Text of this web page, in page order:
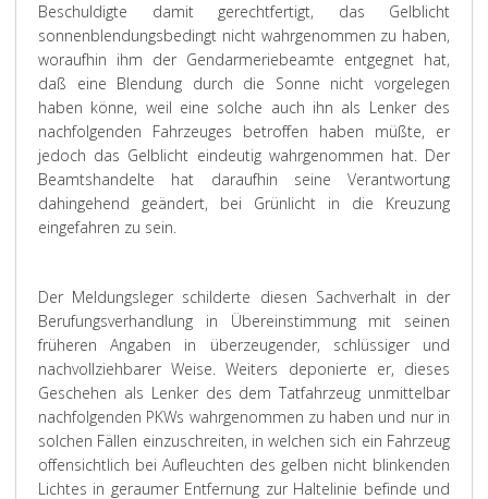
Beschuldigte damit gerechtfertigt, das Gelblicht
sonnenblendungsbedingt nicht wahrgenommen zu haben,
woraufhin ihm der Gendarmeriebeamte entgegnet hat,
daß eine Blendung durch die Sonne nicht vorgelegen
haben könne, weil eine solche auch ihn als Lenker des
nachfolgenden Fahrzeuges betroffen haben müßte, er
jedoch das Gelblicht eindeutig wahrgenommen hat. Der
Beamtshandelte hat daraufhin seine Verantwortung
dahingehend geändert, bei Grünlicht in die Kreuzung
eingefahren zu sein.
Der Meldungsleger schilderte diesen Sachverhalt in der
Berufungsverhandlung in Übereinstimmung mit seinen
früheren Angaben in überzeugender, schlüssiger und
nachvollziehbarer Weise. Weiters deponierte er, dieses
Geschehen als Lenker des dem Tatfahrzeug unmittelbar
nachfolgenden PKWs wahrgenommen zu haben und nur in
solchen Fällen einzuschreiten, in welchen sich ein Fahrzeug
offensichtlich bei Aufleuchten des gelben nicht blinkenden
Lichtes in geraumer Entfernung zur Haltelinie befinde und